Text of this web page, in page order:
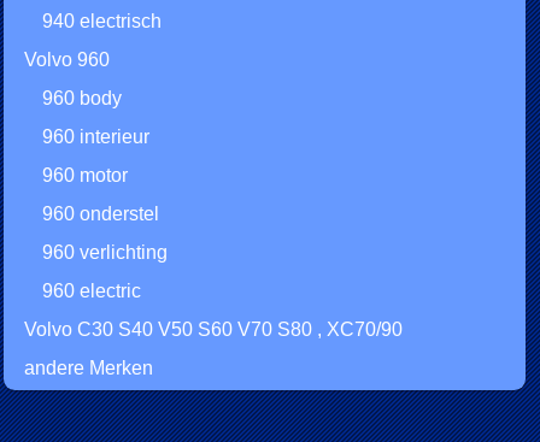
940 electrisch
Volvo 960
960 body
960 interieur
960 motor
960 onderstel
960 verlichting
960 electric
Volvo C30 S40 V50 S60 V70 S80 , XC70/90
andere Merken